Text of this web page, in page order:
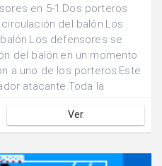
en 5-1.Dos porteros
del balón.Los
defensores se
del balón.en un momento
a uno de los porteros.Este
atacante.Toda la
Ver